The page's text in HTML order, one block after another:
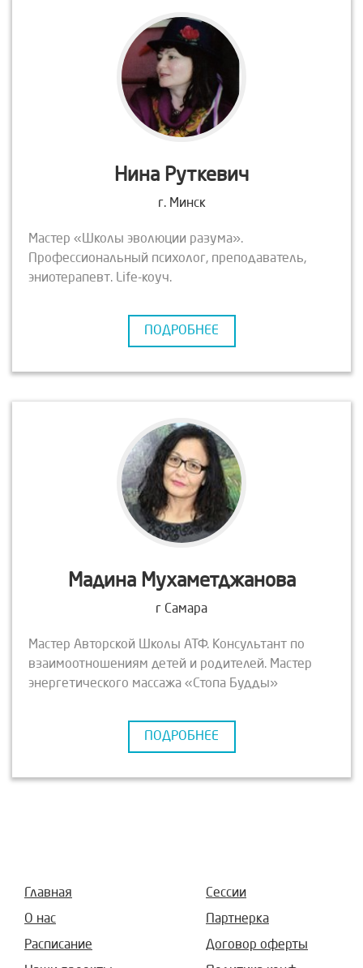
Нина Руткевич
г. Минск
Мастер «Школы эволюции разума».
Профессиональный психолог, преподаватель,
эниотерапевт. Life-коуч.
ПОДРОБНЕЕ
Мадина Мухаметджанова
г Самара
Мастер Авторской Школы АТФ. Консультант по
взаимоотношениям детей и родителей. Мастер
энергетического массажа «Стопа Будды»
ПОДРОБНЕЕ
Главная
О нас
Расписание
Сессии
Партнерка
Договор оферты